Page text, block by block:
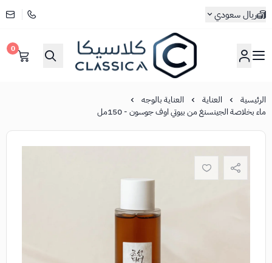
ريال سعودي
كلاسيكا
0
الرئيسية العناية
العناية بالوجه
ماء بخلاصة الجينسنغ من بيوتي اوف جوسون - 150مل